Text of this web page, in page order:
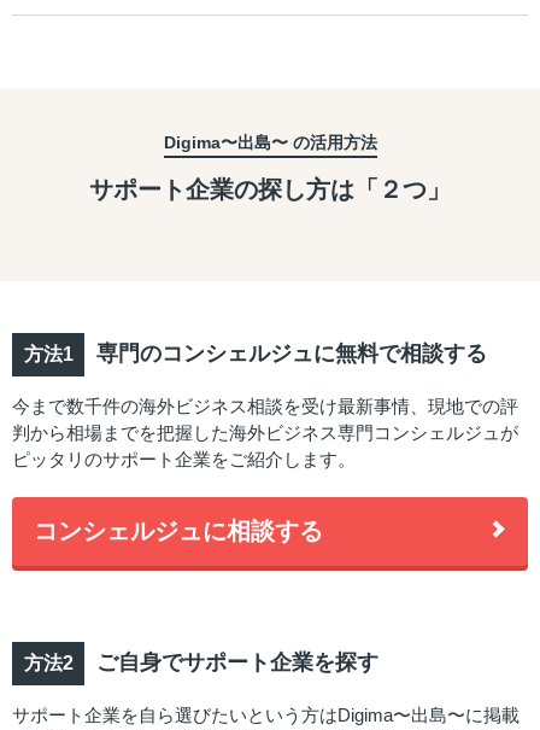
Digima〜出島〜 の活用方法
サポート企業の探し方は「２つ」
専門のコンシェルジュに無料で相談する
今まで数千件の海外ビジネス相談を受け最新事情、現地での評
判から相場までを把握した海外ビジネス専門コンシェルジュが
ピッタリのサポート企業をご紹介します。
コンシェルジュに相談する
ご自身でサポート企業を探す
サポート企業を自ら選びたいという方はDigima〜出島〜に掲載